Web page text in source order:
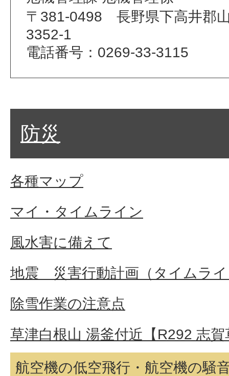
〒381-0498 長野県下高井郡
3352-1
電話番号：0269-33-3115
防災
各種マップ
マイ・タイムライン
風水害に備えて
地震 災害行動計画（タイムラ
除雪作業の注意点
草津白根山 湯釜付近【R292 志
航空機の低空飛行・航空機の騒